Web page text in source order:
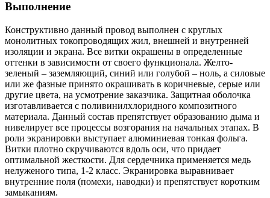
Выполнение
Конструктивно данный провод выполнен с круглых
монолитных токопроводящих жил, внешней и внутренней
изоляции и экрана. Все витки окрашены в определенные
оттенки в зависимости от своего функционала. Желто-
зеленый – заземляющий, синий или голубой – ноль, а силовые
или же фазные принято окрашивать в коричневые, серые или
другие цвета, на усмотрение заказчика. Защитная оболочка
изготавливается с поливинилхлоридного композитного
материала. Данный состав препятствует образованию дыма и
нивелирует все процессы возгорания на начальных этапах. В
роли экранировки выступает алюминиевая тонкая фольга.
Витки плотно скручиваются вдоль оси, что придает
оптимальной жесткости. Для сердечника применяется медь
нелуженого типа, 1-2 класс. Экранировка выравнивает
внутренние поля (помехи, наводки) и препятствует коротким
замыканиям.